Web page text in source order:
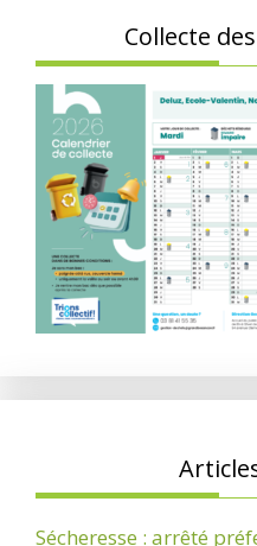
Collecte
Sécheresse : arrêté